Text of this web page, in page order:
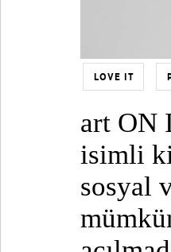
LOVE IT
art ON
isimli
sosyal